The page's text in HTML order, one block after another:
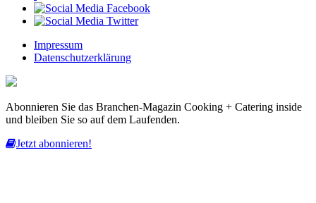
Impressum
Datenschutzerklärung
Abonnieren Sie das Branchen-Magazin Cooking + Catering inside
und bleiben Sie so auf dem Laufenden.
Jetzt abonnieren!